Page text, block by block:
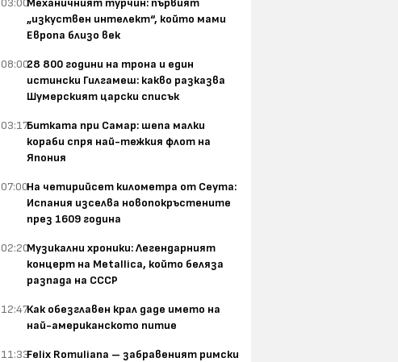
„изкуствен интелект“, който мами
Европа близо век
08:0028 800 години на трона и един
истински Гилгамеш: какво разказва
Шумерският царски списък
03:17Битката при Самар: шепа малки
кораби спря най-тежкия флот на
Япония
07:00На четирийсет километра от Сеута:
Испания изселва новопокръстените
през 1609 година
02:20Музикални хроники: Легендарният
концерт на Metallica, който беляза
разпада на СССР
12:47Как обезглавен крал даде името на
най-американското питие
11:33Felix Romuliana – забравеният римски